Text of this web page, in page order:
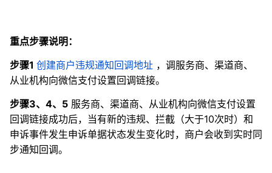
重点步骤说明：
步骤1 创建商户违规通知回调地址 ，调服务商、渠道商、
从业机构向微信支付设置回调链接。
步骤3、4、5 服务商、渠道商、从业机构向微信支付设置
回调链接成功后，当有新的违规、拦截（大于10次时）和
申诉事件发生申诉单据状态发生变化时，商户会收到实时同
步通知回调。